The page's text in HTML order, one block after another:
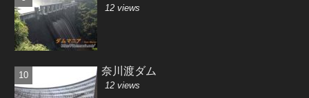
12 views
奈川渡ダム
12 views